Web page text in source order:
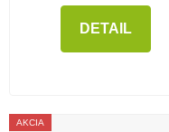
DETAIL
AKCIA